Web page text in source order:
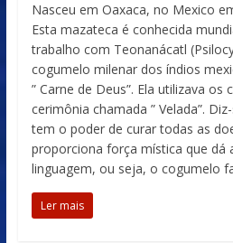
Nasceu em Oaxaca, no Mexico
Esta mazateca é conhecida
trabalho com Teonanácatl
cogumelo milenar dos índios
” Carne de Deus”. Ela utilizava
cerimônia chamada ” Velada”.
tem o poder de curar todas as
proporciona força mística que dá
linguagem, ou seja, o cogumelo
Ler mais